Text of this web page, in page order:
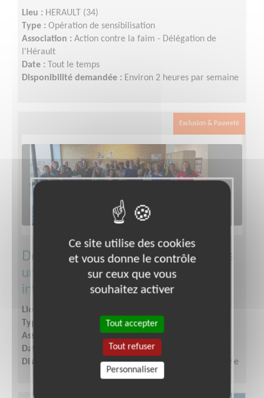
Lieu : HERAULT (34)
Type : Opération de sensibilisation
Association : Action contre la faim - Délégation de
l'Hérault
Date :
Tout le temps
Disponibilité demandée : Environ 2 heures par semaine
Exclusion & Pauvreté
Deviens Délegué·e/codélegué·e dans
une association de solidarité
internationale
Lieu :
Type :
Responsable associatif, Coordinateur d'équipe
Association :
Action contre la Faim - Siège
Date :
Disponibilité demandée :Quelques heures par semaine
Ce site utilise des cookies
et vous donne le contrôle
sur ceux que vous
souhaitez activer
Tout accepter
Tout refuser
Personnaliser